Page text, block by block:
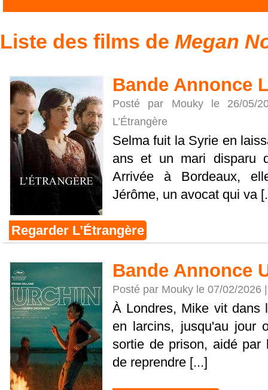
Liste des films de Megan
Bande Annonce
Posté par Mouky le 26/05/
L’Étrangère
Selma fuit la Syrie en
ans et un mari disparu
Arrivée à Bordeaux,
Jérôme, un avocat qui va
Regarder L’Étrangère
Bande Annonce
Posté par Mouky le 07/02/2026
À Londres, Mike vit dans
en larcins, jusqu'au jour
sortie de prison, aidé par
de reprendre [...]